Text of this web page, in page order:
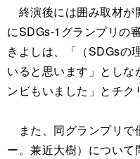
終演後には囲み取材が
にSDGs-1グランプリの
きよしは、「（SDGsの
いると思います」としな
ンビもいました」とチク
また、同グランプリで
ー。兼近大樹）につい